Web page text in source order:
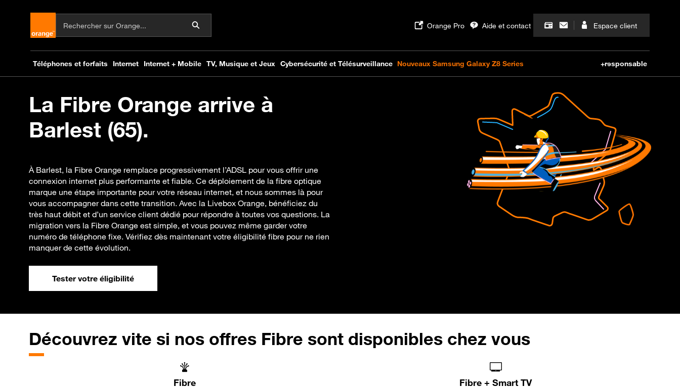
La Fibre Orange arrive à
Barlest (65).
À Barlest, la Fibre Orange remplace progressivement l’ADSL pour vous offrir une
connexion internet plus performante et fiable. Ce déploiement de la fibre optique
marque une étape importante pour votre réseau internet, et nous sommes là pour
vous accompagner dans cette transition. Avec la Livebox Orange, bénéficiez du
très haut débit et d’un service client dédié pour répondre à toutes vos questions. La
migration vers la Fibre Orange est simple, et vous pouvez même garder votre
numéro de téléphone fixe. Vérifiez dès maintenant votre éligibilité fibre pour ne rien
manquer de cette évolution.
Tester votre éligibilité
Découvrez vite si nos offres Fibre sont disponibles chez vous
Fibre Fibre + Smart TV